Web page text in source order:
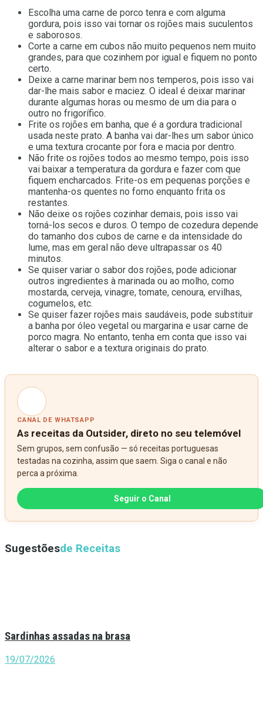
Escolha uma carne de porco tenra e com alguma
gordura, pois isso vai tornar os rojões mais suculentos
e saborosos.
Corte a carne em cubos não muito pequenos nem muito
grandes, para que cozinhem por igual e fiquem no ponto
certo.
Deixe a carne marinar bem nos temperos, pois isso vai
dar-lhe mais sabor e maciez. O ideal é deixar marinar
durante algumas horas ou mesmo de um dia para o
outro no frigorífico.
Frite os rojões em banha, que é a gordura tradicional
usada neste prato. A banha vai dar-lhes um sabor único
e uma textura crocante por fora e macia por dentro.
Não frite os rojões todos ao mesmo tempo, pois isso
vai baixar a temperatura da gordura e fazer com que
fiquem encharcados. Frite-os em pequenas porções e
mantenha-os quentes no forno enquanto frita os
restantes.
Não deixe os rojões cozinhar demais, pois isso vai
torná-los secos e duros. O tempo de cozedura depende
do tamanho dos cubos de carne e da intensidade do
lume, mas em geral não deve ultrapassar os 40
minutos.
Se quiser variar o sabor dos rojões, pode adicionar
outros ingredientes à marinada ou ao molho, como
mostarda, cerveja, vinagre, tomate, cenoura, ervilhas,
cogumelos, etc.
Se quiser fazer rojões mais saudáveis, pode substituir
a banha por óleo vegetal ou margarina e usar carne de
porco magra. No entanto, tenha em conta que isso vai
alterar o sabor e a textura originais do prato.
CANAL DE WHATSAPP
As receitas da Outsider, direto no seu telemóvel
Sem grupos, sem confusão — só receitas portuguesas
testadas na cozinha, assim que saem. Siga o canal e não
perca a próxima.
Seguir o Canal
Sugestõesde Receitas
Sardinhas assadas na brasa
19/07/2026